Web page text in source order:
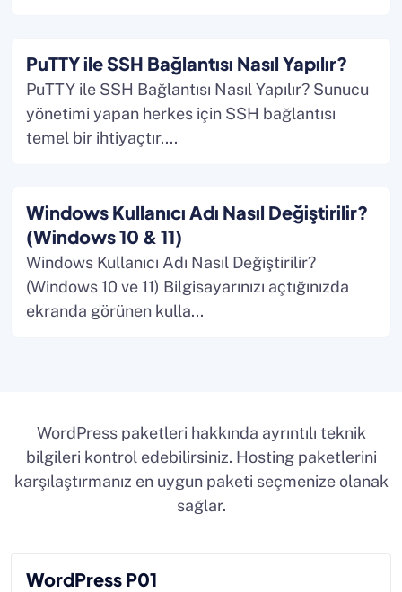
PuTTY ile SSH Bağlantısı Nasıl Yapılır?
PuTTY ile SSH Bağlantısı Nasıl Yapılır? Sunucu
yönetimi yapan herkes için SSH bağlantısı
temel bir ihtiyaçtır....
Windows Kullanıcı Adı Nasıl Değiştirilir?
(Windows 10 & 11)
Windows Kullanıcı Adı Nasıl Değiştirilir?
(Windows 10 ve 11) Bilgisayarınızı açtığınızda
ekranda görünen kulla...
WordPress paketleri hakkında ayrıntılı teknik
bilgileri kontrol edebilirsiniz. Hosting paketlerini
karşılaştırmanız en uygun paketi seçmenize olanak
sağlar.
WordPress P01